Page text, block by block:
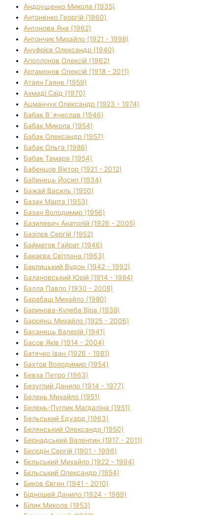
Андрущенко Микола (1935)
Антоненко Георгій (1960)
Антонова Яна (1962)
Антончик Михайло (1921 - 1998)
Ануфрієв Олександр (1940)
Аполлонов Олексій (1962)
Артамонов Олексій (1918 - 2011)
Атаян Гаяне (1959)
Ахмаді Саїд (1970)
Ацманчук Олександр (1923 - 1974)
Бабак В`ячеслав (1946)
Бабак Микола (1954)
Бабак Олександр (1957)
Бабак Ольга (1986)
Бабак Тамара (1954)
Бабенцов Віктор (1921 - 2012)
Бабинець Йосип (1934)
Бажай Василь (1950)
Базак Марта (1953)
Базан Володимир (1956)
Базилевич Анатолій (1926 - 2005)
Базілєв Сергій (1952)
Байматов Гайрат (1946)
Бакаєва Світлана (1963)
Баклицький Вудон (1942 - 1992)
Балановський Юрій (1914 - 1984)
Балла Павло (1930 - 2008)
Барабаш Михайло (1980)
Баринова-Кулеба Віра (1938)
Бароянц Михайло (1925 - 2006)
Басанець Валерій (1941)
Басов Яків (1914 - 2004)
Батечко Іван (1926 - 1981)
Бахтов Володимир (1954)
Бевза Петро (1963)
Безуглий Данило (1914 - 1977)
Белень Михайло (1951)
Белень-Пуглик Магдаліна (1951)
Бельський Едуард (1963)
Белянський Олександр (1950)
Бернадський Валентин (1917 - 2011)
Бесєдін Сергій (1901 - 1996)
Бєльський Михайло (1922 - 1994)
Бєльський Олександр (1954)
Биков Євген (1941 - 2010)
Бідношей Данило (1924 - 1989)
Білик Микола (1953)